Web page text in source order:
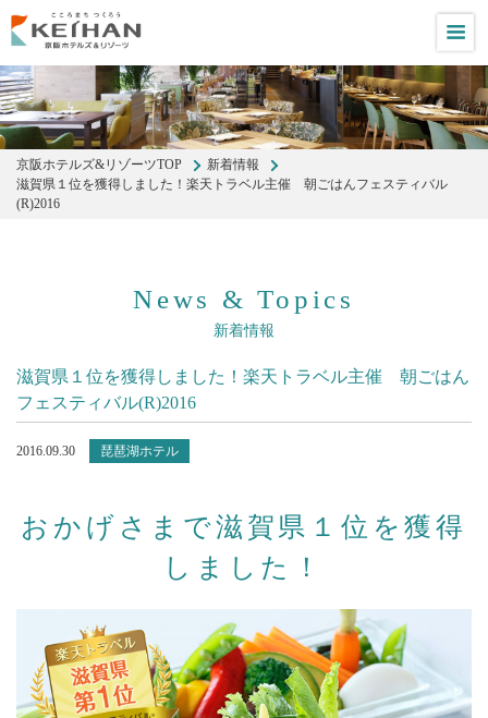
京阪ホテルズ&リゾーツTOP
新着情報
滋賀県１位を獲得しました！楽天トラベル主催 朝ごはんフェスティバル
(R)2016
News & Topics
新着情報
滋賀県１位を獲得しました！楽天トラベル主催 朝ごはん
フェスティバル(R)2016
2016.09.30 琵琶湖ホテル
おかげさまで滋賀県１位を獲得
しました！